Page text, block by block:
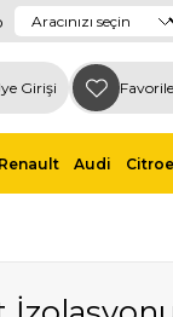
Girişi
Renault Audi